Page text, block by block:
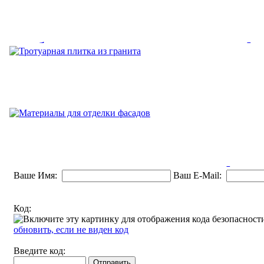
Мебель для современного
Тротуарная плитка из гранита
Материалы для отделки
могут...
Ваше Имя: Ваш E-Mail:
Код:
обновить, если не виден код
Введите код: